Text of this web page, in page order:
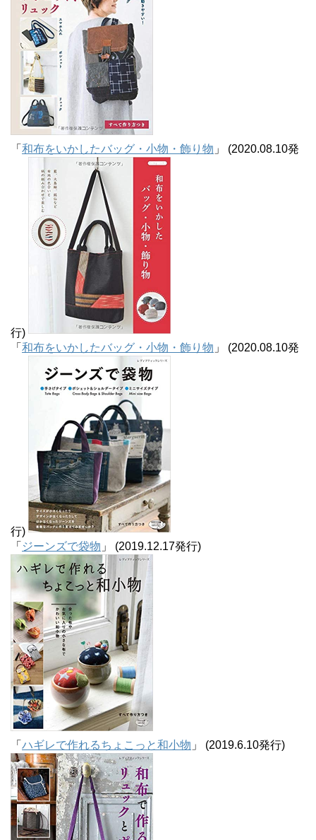
「 和布をいかしたバッグ・小物・飾り物 」 (2020.08.10発
行)
「 和布をいかしたバッグ・小物・飾り物 」 (2020.08.10発
行)
「 ジーンズで袋物 」 (2019.12.17発行)
「 ハギレで作れるちょこっと和小物 」 (2019.6.10発行)